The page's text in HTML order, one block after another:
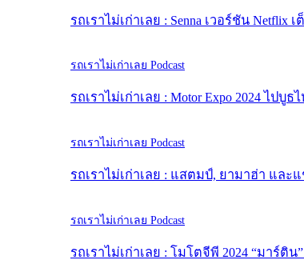
รถเราไม่เก่าเลย : Senna เวอร์ชัน Netflix
รถเราไม่เก่าเลย Podcast
รถเราไม่เก่าเลย : Motor Expo 2024 ไปบูธ
รถเราไม่เก่าเลย Podcast
รถเราไม่เก่าเลย : แสตมป์, ยามาฮ่า และ
รถเราไม่เก่าเลย Podcast
รถเราไม่เก่าเลย : โมโตจีพี 2024 “มาร์ติ